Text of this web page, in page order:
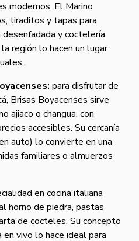
modernos, El Marino
tiraditos y tapas para
y coctelería
región lo hacen un lugar
para disfrutar de
Brisas Boyacenses sirve
ajiaco o changua, con
accesibles. Su cercanía
auto) lo convierte en una
familiares o almuerzos
en cocina italiana
horno de piedra, pastas
de cocteles. Su concepto
vivo lo hace ideal para